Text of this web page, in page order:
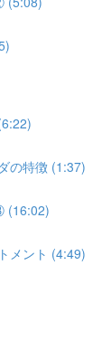
の特徴 (1:37)
(16:02)
メント (4:49)